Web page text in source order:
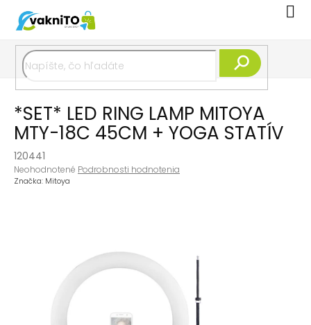
obsah
*SET* LED RING LAMP MITOYA
MTY-18C 45CM + YOGA STATÍV
120441
Priemerné
hodnotenie
Neohodnotené Podrobnosti hodnotenia
Značka: Mitoya